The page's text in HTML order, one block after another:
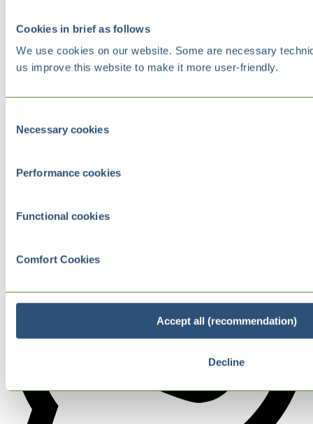
Cookies in brief as follows
We use cookies on our website. Some are necessary
us improve this website to make it more user-friendly.
Selection
Necessary cookies
Performance cookies
Functional cookies
Comfort Cookies
Accept all (recommendation)
Decline